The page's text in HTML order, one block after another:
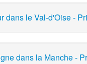
dans le Val-d'Oise -
dans la Manche -